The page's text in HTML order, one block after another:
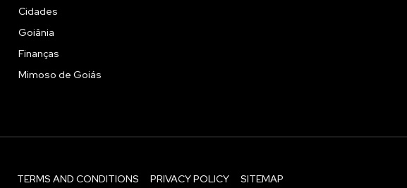
Cidades
Goiânia
Finanças
Mimoso de Goiás
TERMS AND CONDITIONS PRIVACY POLICY SITEMAP